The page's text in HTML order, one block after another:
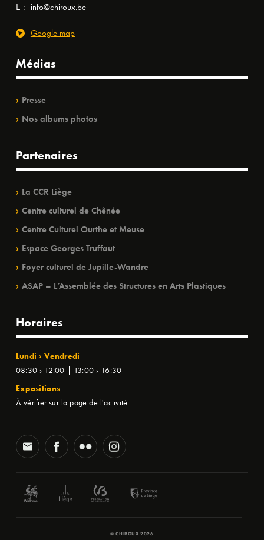
E : info@chiroux.be
Google map
Médias
Presse
Nos albums photos
Partenaires
La CCR Liège
Centre culturel de Chênée
Centre Culturel Ourthe et Meuse
Espace Georges Truffaut
Foyer culturel de Jupille-Wandre
ASAP – L’Assemblée des Structures en Arts Plastiques
Horaires
Lundi › Vendredi
08:30 › 12:00 | 13:00 › 16:30
Expositions
À vérifier sur la page de l'activité
© CHIROUX 2026